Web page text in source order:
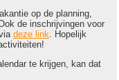
op de planning,
de inschrijvingen voor
deze link. Hopelijk
te krijgen, kan dat